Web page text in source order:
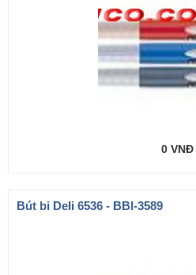
0 VNĐ
Bút bi Deli 6536 - BBI-3589